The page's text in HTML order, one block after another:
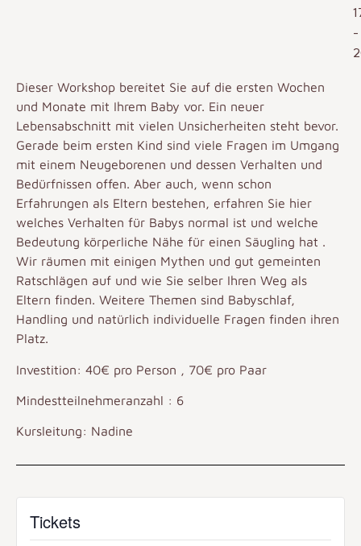
-
Dieser Workshop bereitet Sie auf die ersten Wochen
und Monate mit Ihrem Baby vor. Ein neuer
Lebensabschnitt mit vielen Unsicherheiten steht bevor.
Gerade beim ersten Kind sind viele Fragen im Umgang
mit einem Neugeborenen und dessen Verhalten und
Bedürfnissen offen. Aber auch, wenn schon
Erfahrungen als Eltern bestehen, erfahren Sie hier
welches Verhalten für Babys normal ist und welche
Bedeutung körperliche Nähe für einen Säugling hat .
Wir räumen mit einigen Mythen und gut gemeinten
Ratschlägen auf und wie Sie selber Ihren Weg als
Eltern finden. Weitere Themen sind Babyschlaf,
Handling und natürlich individuelle Fragen finden ihren
Platz.
Investition: 40€ pro Person , 70€ pro Paar
Mindestteilnehmeranzahl : 6
Kursleitung: Nadine
Tickets